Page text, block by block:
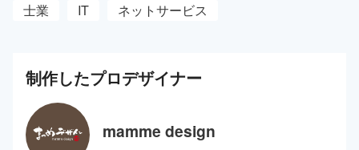
士業 IT ネットサービス
制作したプロデザイナー
mamme design